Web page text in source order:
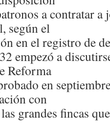
a contratar
según el
en el registro de
empezó a
Reforma
en
con
grandes fincas